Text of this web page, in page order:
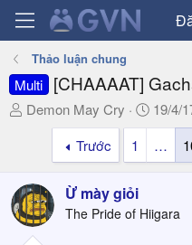
Thảo luận chung
Multi [CHAAAAT]
T
a
d
s
t
Demon May Cry
N
g
à
y
i
19/4/
Trước
1 …
Ừ mày giỏi
The Pride of Hiigara